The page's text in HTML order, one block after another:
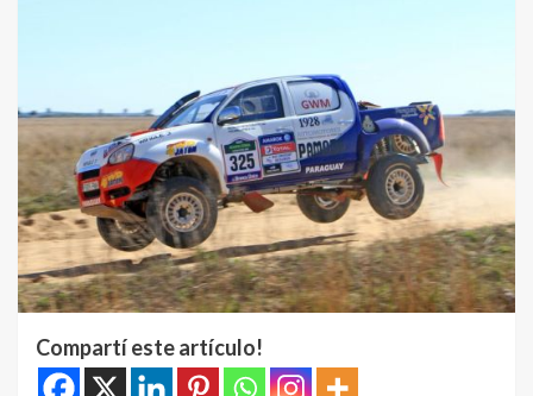
Compartí este artículo!